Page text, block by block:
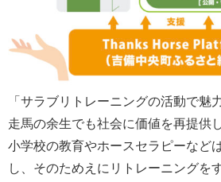
「サラブリトレーニングの活動で魅
走馬の余生でも社会に価値を再提供
小学校の教育やホースセラピーなど
し、そのためえにリトレーニングを